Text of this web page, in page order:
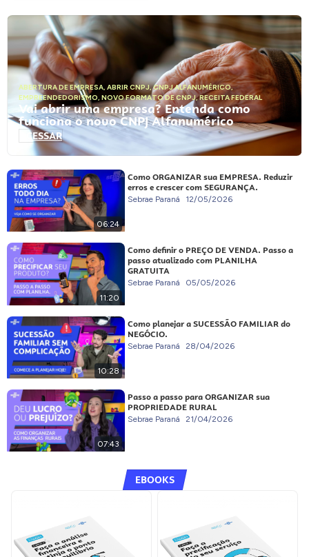
ABERTURA DE EMPRESA, ABRIR CNPJ,CNPJ ALFANUMÉRICO,
EMPREENDEDORISMO, NOVO FORMATO DE CNPJ,RECEITA FEDERAL
Vai abrir uma empresa? Entenda como
funciona o novo CNPJ Alfanumérico
ACESSAR
06:24
Como ORGANIZAR sua EMPRESA. Reduzir
erros e crescer com SEGURANÇA.
Sebrae Paraná 12/05/2026
11:20
Como definir o PREÇO DE VENDA. Passo a
passo atualizado com PLANILHA
GRATUITA
Sebrae Paraná 05/05/2026
10:28
Como planejar a SUCESSÃO FAMILIAR do
NEGÓCIO.
Sebrae Paraná 28/04/2026
07:43
Passo a passo para ORGANIZAR sua
PROPRIEDADE RURAL
Sebrae Paraná 21/04/2026
EBOOKS